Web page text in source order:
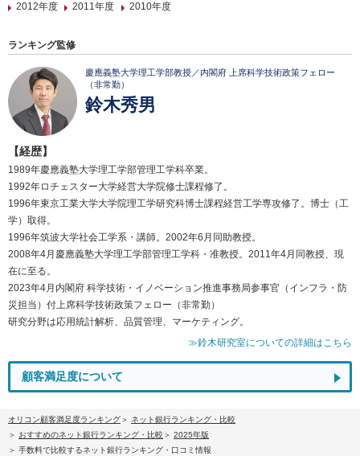
2012年度
2011年度 2010年度
ランキング監修
慶應義塾大学理工学部教授／内閣府 上席科学技術政策フェロー
（非常勤）
鈴木秀男
【経歴】
1989年慶應義塾大学理工学部管理工学科卒業。
1992年ロチェスター大学経営大学院修士課程修了。
1996年東京工業大学大学院理工学研究科博士課程経営工学専攻修了。博士（工
学）取得。
1996年筑波大学社会工学系・講師。2002年6月同助教授。
2008年4月慶應義塾大学理工学部管理工学科・准教授。2011年4月同教授、現
在に至る。
2023年4月内閣府 科学技術・イノベーション推進事務局参事官（インフラ・防
災担当）付上席科学技術政策フェロー（非常勤）
研究分野は応用統計解析、品質管理、マーケティング。
≫鈴木研究室についての詳細はこちら
顧客満足度について
オリコン顧客満足度ランキング
ネット銀行ランキング・比較
おすすめのネット銀行ランキング・比較
2025年版
手数料で比較するネット銀行ランキング・口コミ情報